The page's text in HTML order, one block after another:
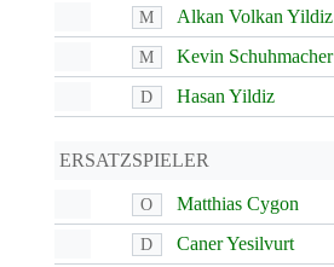
M Alkan Volkan Yildiz
M Kevin Schuhmacher
D Hasan Yildiz
ERSATZSPIELER
O Matthias Cygon
D Caner Yesilvurt